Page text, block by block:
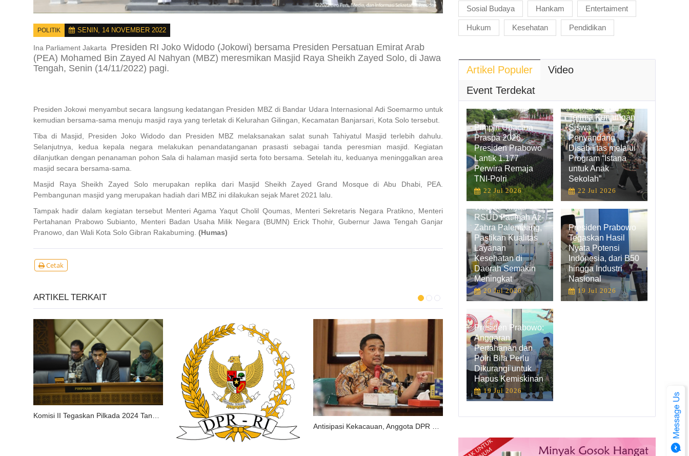
POLITIK SENIN, 14 NOVEMBER 2022
Ina Parliament Jakarta Presiden RI Joko Widodo (Jokowi) bersama Presiden Persatuan Emirat Arab
(PEA) Mohamed Bin Zayed Al Nahyan (MBZ) meresmikan Masjid Raya Sheikh Zayed Solo, di Jawa
Tengah, Senin (14/11/2022) pagi.
Presiden Jokowi menyambut secara langsung kedatangan Presiden MBZ di Bandar Udara Internasional Adi Soemarmo untuk
kemudian bersama-sama menuju masjid raya yang terletak di Kelurahan Gilingan, Kecamatan Banjarsari, Kota Solo tersebut.
Tiba di Masjid, Presiden Joko Widodo dan Presiden MBZ melaksanakan salat sunah Tahiyatul Masjid terlebih dahulu.
Selanjutnya, kedua kepala negara melakukan penandatanganan prasasti sebagai tanda peresmian masjid. Kegiatan
dilanjutkan dengan penanaman pohon Sala di halaman masjid serta foto bersama. Setelah itu, keduanya meninggalkan area
masjid secara bersama-sama.
Masjid Raya Sheikh Zayed Solo merupakan replika dari Masjid Sheikh Zayed Grand Mosque di Abu Dhabi, PEA.
Pembangunan masjid yang merupakan hadiah dari MBZ ini dilakukan sejak Maret 2021 lalu.
Tampak hadir dalam kegiatan tersebut Menteri Agama Yaqut Cholil Qoumas, Menteri Sekretaris Negara Pratikno, Menteri
Pertahanan Prabowo Subianto, Menteri Badan Usaha Milik Negara (BUMN) Erick Thohir, Gubernur Jawa Tengah Ganjar
Pranowo, dan Wali Kota Solo Gibran Rakabuming. (Humas)
Cetak
ARTIKEL TERKAIT
Komisi II Tegaskan Pilkada 2024 Tanggung Jawab Bersama Pemda dan Instansi Lainnya
Antisipasi Kekacauan, Anggota DPR Nilai Presiden Perlu Terbitkan Perppu Pilkada 2024
Komisi IV Terima Pagu Anggaran KKP Tahun 2021
Sosial Budaya Hankam Entertaiment
Hukum Kesehatan Pendidikan
Artikel Populer
Video
Event Terdekat
Pimpin Upacara
Praspa 2026,
Presiden Prabowo
Lantik 1.177
Perwira Remaja
TNI-Polri
22 Jul 2026
Hadirkan
Kemensetneg
Terima Kunjungan
Siswa
Penyandang
Disabilitas melalui
Program “Istana
untuk Anak
Sekolah”
22 Jul 2026
Wapres Tinjau
RSUD Fatimah Az-
Zahra Palembang,
Pastikan Kualitas
Layanan
Kesehatan di
Daerah Semakin
Meningkat
20 Jul 2026
Presiden Prabowo
Tegaskan Hasil
Nyata Potensi
Indonesia, dari B50
hingga Industri
Nasional
19 Jul 2026
Presiden Prabowo:
Anggaran
Pertahanan dan
Polri Bila Perlu
Dikurangi untuk
Hapus Kemiskinan
19 Jul 2026